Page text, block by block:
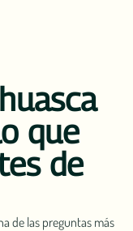
que
de
de las preguntas más